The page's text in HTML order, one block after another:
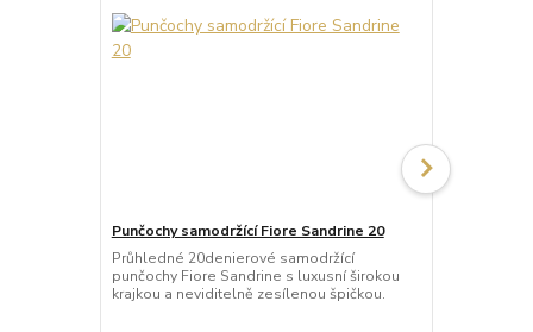
Punčochy samodržící Fiore Sandrine 20
Průhledné 20denierové samodržící
punčochy Fiore Sandrine s luxusní širokou
krajkou a neviditelně zesílenou špičkou.